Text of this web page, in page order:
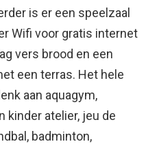
is er een speelzaal
Wifi voor gratis internet
vers brood en een
een terras. Het hele
aan aquagym,
kinder atelier, jeu de
badminton,